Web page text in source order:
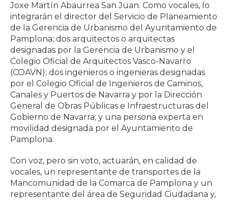
Joxe Martín Abaurrea San Juan. Como vocales, lo
integrarán el director del Servicio de Planeamiento
de la Gerencia de Urbanismo del Ayuntamiento de
Pamplona; dos arquitectos o arquitectas
designadas por la Gerencia de Urbanismo y el
Colegio Oficial de Arquitectos Vasco-Navarro
(COAVN); dos ingenieros o ingenieras designadas
por el Colegio Oficial de Ingenieros de Caminos,
Canales y Puertos de Navarra y por la Dirección
General de Obras Públicas e Infraestructuras del
Gobierno de Navarra; y una persona experta en
movilidad designada por el Ayuntamiento de
Pamplona.
Con voz, pero sin voto, actuarán, en calidad de
vocales, un representante de transportes de la
Mancomunidad de la Comarca de Pamplona y un
representante del área de Seguridad Ciudadana y,